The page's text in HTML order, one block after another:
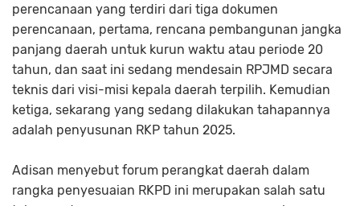
perencanaan yang terdiri dari tiga dokumen
perencanaan, pertama, rencana pembangunan jangka
panjang daerah untuk kurun waktu atau periode 20
tahun, dan saat ini sedang mendesain RPJMD secara
teknis dari visi-misi kepala daerah terpilih. Kemudian
ketiga, sekarang yang sedang dilakukan tahapannya
adalah penyusunan RKP tahun 2025.
Adisan menyebut forum perangkat daerah dalam
rangka penyesuaian RKPD ini merupakan salah satu